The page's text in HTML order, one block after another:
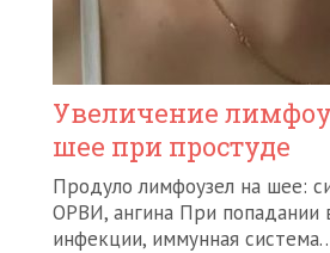
Увеличение
шее при простуде
Продуло лимфоузел на шее:
ОРВИ, ангина При попадании
инфекции, иммунная